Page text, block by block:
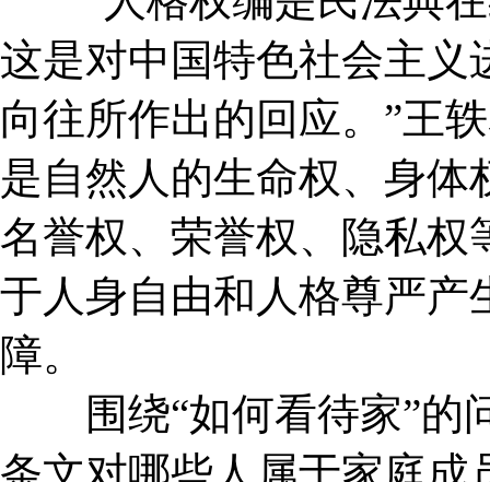
这是对中国特色社会主义
向往所作出的回应。”王
是自然人的生命权、身
名誉权、荣誉权、隐私权
于人身自由和人格尊严产
障。
围绕“如何看待家”的